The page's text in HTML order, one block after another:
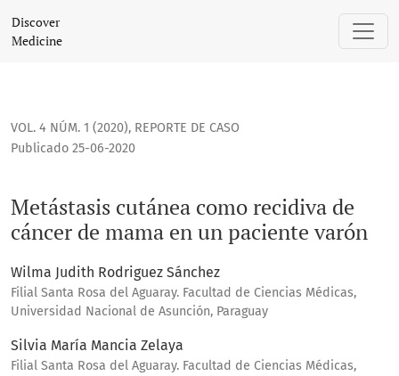
Metástasis cutánea como recidiva de cáncer de mama en
Discover
Medicine
VOL. 4 NÚM. 1 (2020), REPORTE DE CASO
Metástasis cutánea como recidiva de
cáncer de mama en un paciente varón
Publicado 25-06-2020
Wilma Judith Rodriguez Sánchez
Filial Santa Rosa del Aguaray. Facultad de Ciencias Médicas,
Universidad Nacional de Asunción, Paraguay
Silvia María Mancia Zelaya
Filial Santa Rosa del Aguaray. Facultad de Ciencias Médicas,